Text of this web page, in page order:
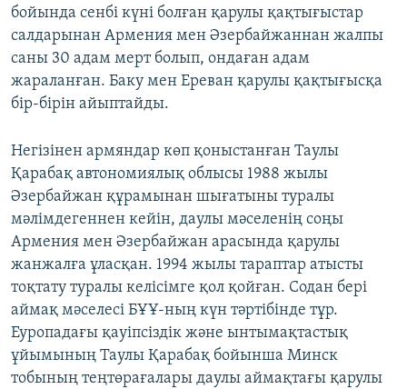
бойында сенбі күні болған қарулы қақтығыстар
салдарынан Армения мен Әзербайжаннан жалпы
саны 30 адам мерт болып, ондаған адам
жараланған. Баку мен Ереван қарулы қақтығысқа
бір-бірін айыптайды.
Негізінен армяндар көп қоныстанған Таулы
Қарабақ автономиялық облысы 1988 жылы
Әзербайжан құрамынан шығатыны туралы
мәлімдегеннен кейін, даулы мәселенің соңы
Армения мен Әзербайжан арасында қарулы
жанжалға ұласқан. 1994 жылы тараптар атысты
тоқтату туралы келісімге қол қойған. Содан бері
аймақ мәселесі БҰҰ-ның күн тәртібінде тұр.
Еуропадағы қауіпсіздік және ынтымақтастық
ұйымының Таулы Қарабақ бойынша Минск
тобының теңтөрағалары даулы аймақтағы қарулы